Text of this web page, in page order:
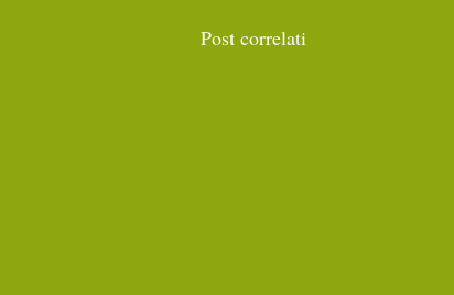
Post correlati